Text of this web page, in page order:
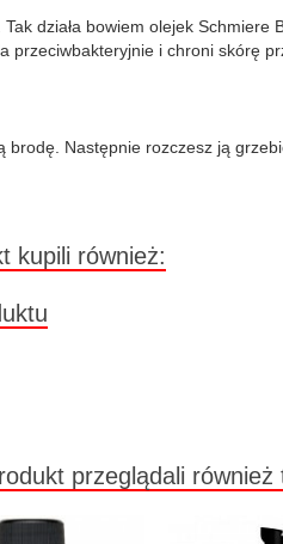
działa bowiem olejek Schmiere
przeciwbakteryjnie i chroni skórę
brodę. Następnie rozczesz ją
kupili również:
przeglądali również